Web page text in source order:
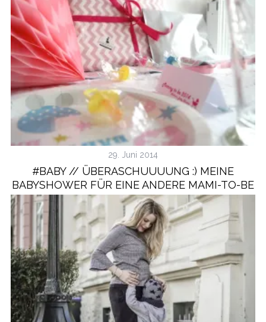
29. Juni 2014
#BABY // ÜBERASCHUUUUNG :) MEINE
BABYSHOWER FÜR EINE ANDERE MAMI-TO-BE